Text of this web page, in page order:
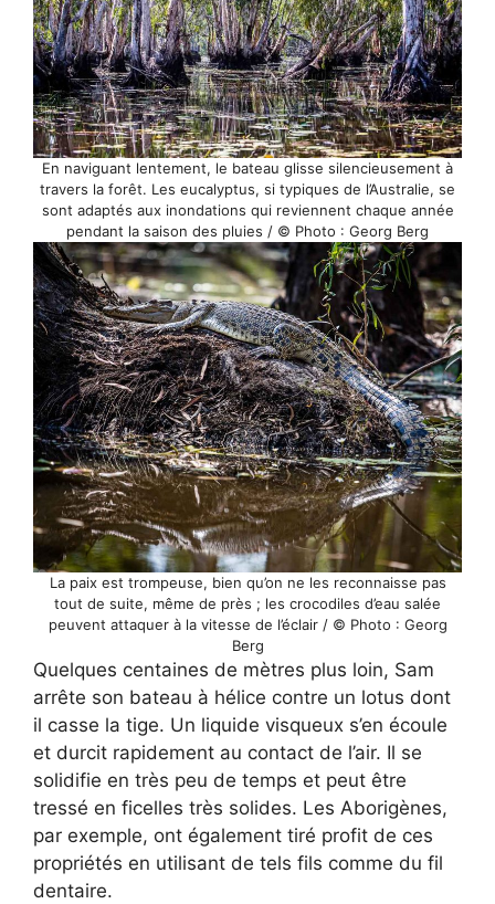
En naviguant lentement, le bateau glisse silencieusement à
travers la forêt. Les eucalyptus, si typiques de l’Australie, se
sont adaptés aux inondations qui reviennent chaque année
pendant la saison des pluies / © Photo : Georg Berg
La paix est trompeuse, bien qu’on ne les reconnaisse pas
tout de suite, même de près ; les crocodiles d’eau salée
peuvent attaquer à la vitesse de l’éclair / © Photo : Georg
Berg
Quelques centaines de mètres plus loin, Sam
arrête son bateau à hélice contre un lotus dont
il casse la tige. Un liquide visqueux s’en écoule
et durcit rapidement au contact de l’air. Il se
solidifie en très peu de temps et peut être
tressé en ficelles très solides. Les Aborigènes,
par exemple, ont également tiré profit de ces
propriétés en utilisant de tels fils comme du fil
dentaire.